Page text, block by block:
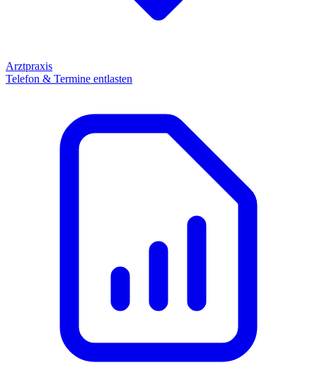
Arztpraxis
Telefon & Termine entlasten